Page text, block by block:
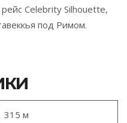
Celebrity Silhouette,
под Римом.
315 м